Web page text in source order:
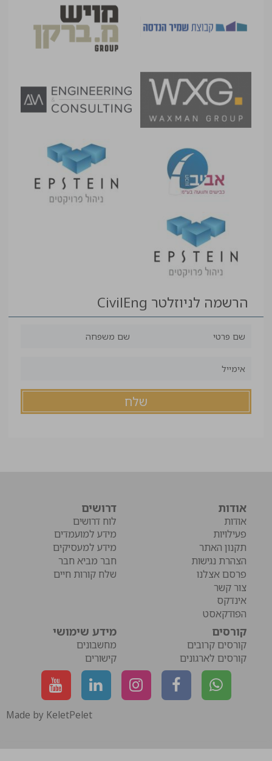
הרשמה לניוזלטר CivilEng
אודות
אודות
פעילויות
תקנון האתר
הצהרת נגישות
פרסם אצלנו
צור קשר
אינדקס
הפודקאסט
דרושים
לוח דרושים
מידע למועמדים
מידע למעסיקים
חבר מביא חבר
שלח קורות חיים
קורסים
קורסים קרובים
קורסים לארגונים
מידע שימושי
מחשבונים
קישורים
Made by KeletPelet